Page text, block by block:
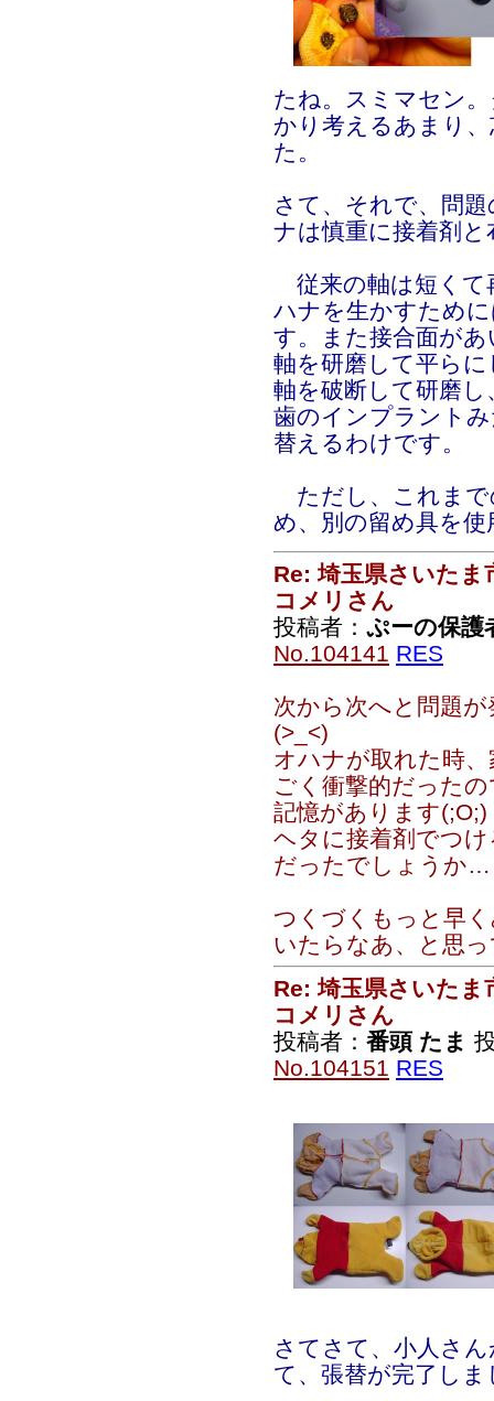
たね。スミマセン
かり考えるあまり
た。
さて、それで、問
ナは慎重に接着剤
従来の軸は短くて
ハナを生かすため
す。また接合面が
軸を研磨して平ら
軸を破断して研磨
歯のインプラント
替えるわけです。
ただし、これまで
め、別の留め具を
Re: 埼玉県さいたま
コメリさん
投稿者： ぷーの保護
No.104141 RES
次から次へと問題
(>_<)
オハナが取れた時
ごく衝撃的だった
記憶があります(;O;)
ヘタに接着剤でつ
だったでしょうか…
つくづくもっと早
いたらなあ、と思
Re: 埼玉県さいたま
コメリさん
投稿者： 番頭 たま
No.104151 RES
さてさて、小人さ
て、張替が完了しま